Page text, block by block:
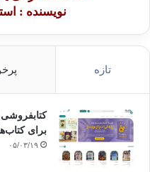
نویسنده :
تازه
برای
۰۵/۰۳/۱۹